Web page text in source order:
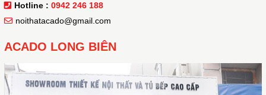
Hotline : 0942 246 188
noithatacado@gmail.com
ACADO LONG BIÊN